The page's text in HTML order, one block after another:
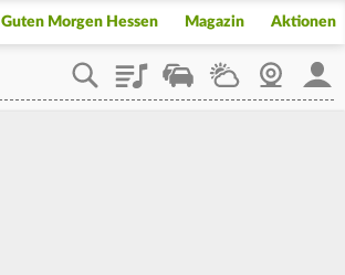
Guten Morgen Hessen Magazin Aktionen
PlaylistStaupilotWetterWebcam